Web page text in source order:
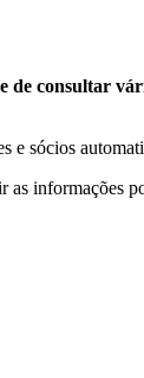
de consultar
e sócios
as informações